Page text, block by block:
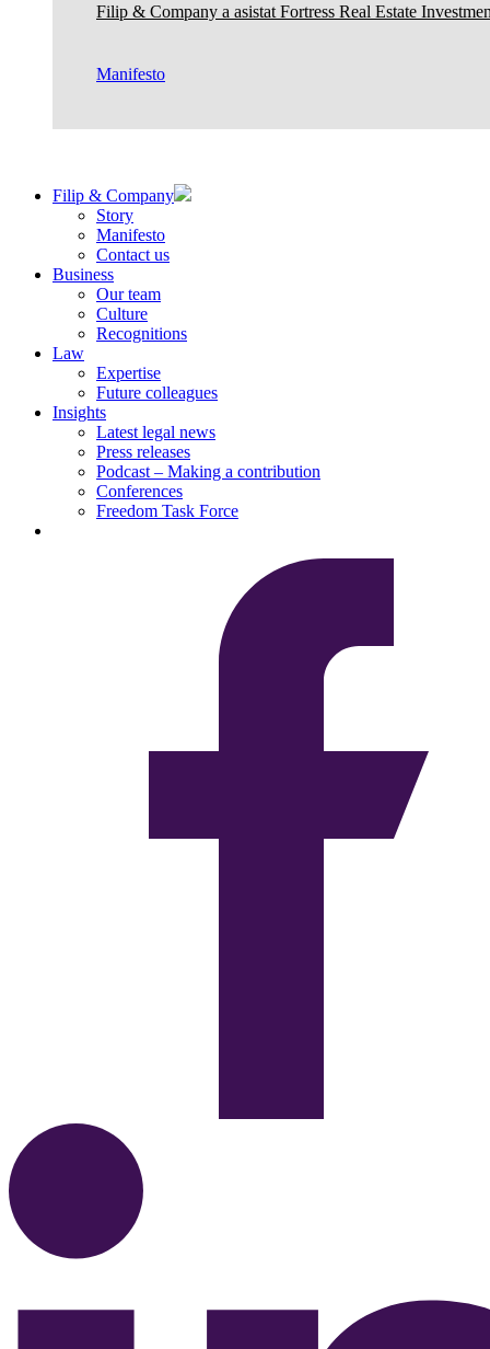
Filip & Company a asistat Fortress Real Estate
Manifesto
Filip & Company
Story
Manifesto
Contact us
Business
Our team
Culture
Recognitions
Law
Expertise
Future colleagues
Insights
Latest legal news
Press releases
Podcast – Making a contribution
Conferences
Freedom Task Force